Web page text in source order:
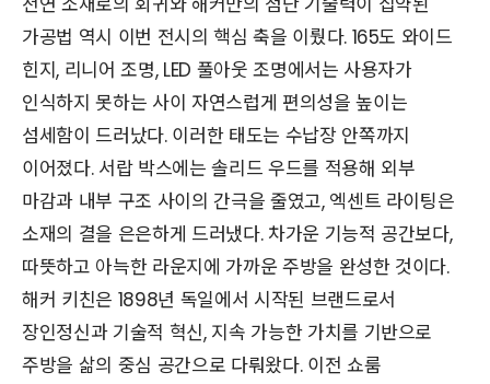
가공법 역시 이번 전시의 핵심 축을 이뤘다. 165도 와이드
힌지, 리니어 조명, LED 풀아웃 조명에서는 사용자가
인식하지 못하는 사이 자연스럽게 편의성을 높이는
섬세함이 드러났다. 이러한 태도는 수납장 안쪽까지
이어졌다. 서랍 박스에는 솔리드 우드를 적용해 외부
마감과 내부 구조 사이의 간극을 줄였고, 엑센트 라이팅은
소재의 결을 은은하게 드러냈다. 차가운 기능적 공간보다,
따뜻하고 아늑한 라운지에 가까운 주방을 완성한 것이다.
해커 키친은 1898년 독일에서 시작된 브랜드로서
장인정신과 기술적 혁신, 지속 가능한 가치를 기반으로
주방을 삶의 중심 공간으로 다뤄왔다. 이전 쇼룸